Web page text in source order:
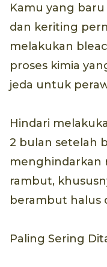
Kamu yang
dan keriting
melakukan
proses kimia
jeda untuk
Hindari
2 bulan setelah
menghindarkan
rambut,
berambut halus
Paling Sering